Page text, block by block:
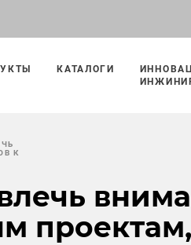
КАТАЛОГИ
К